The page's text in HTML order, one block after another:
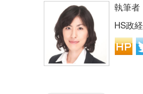
執筆者
HS政